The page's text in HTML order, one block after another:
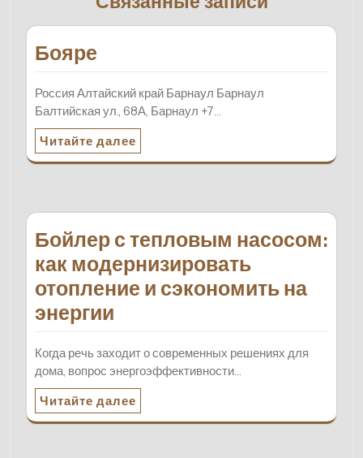
Бояре
Россия Алтайский край Барнаул Барнаул
Балтийская ул., 68А, Барнаул +7…
Читайте далее
Бойлер с тепловым насосом:
как модернизировать
отопление и сэкономить на
энергии
Когда речь заходит о современных решениях для
дома, вопрос энергоэффективности…
Читайте далее